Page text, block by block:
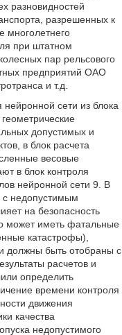
разновидностей
разрешенных к
многолетнего
при штатном
пар рельсового
предприятий ОАО
и т.д.
сети из блока
допустимых и
в блок расчета
весовые
в блок контроля
нейронной сети 9. В
с недопустимым
на безопасность
может иметь фатальные
катастрофы),
должны быть отобраны с
расчетов и
определить
времени контроля
движения
качества
недопустимого